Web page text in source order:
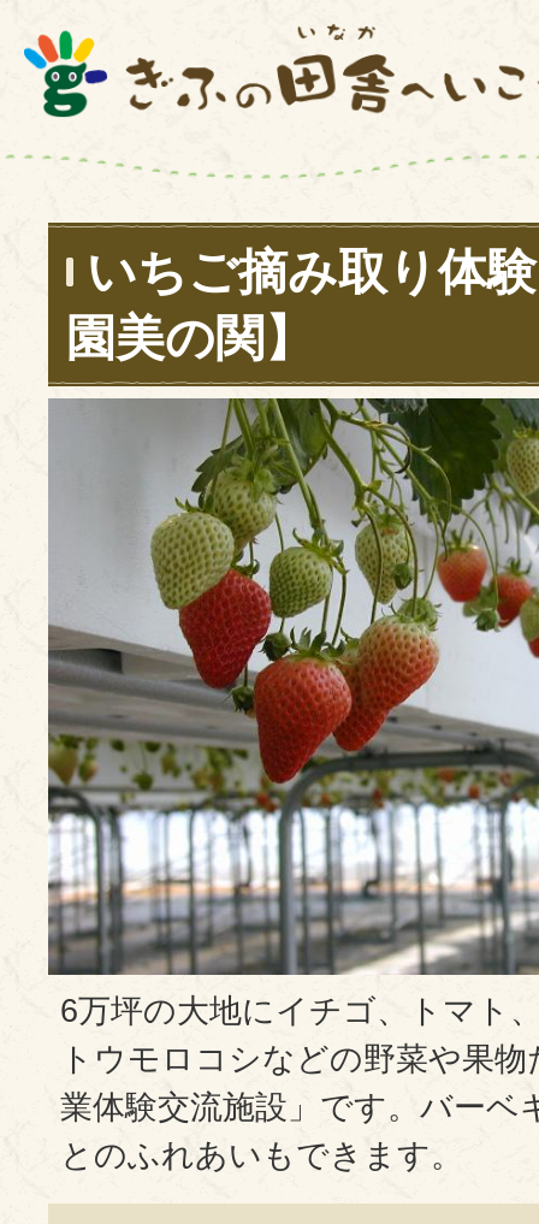
いちご摘み取り体
園美の関】
6万坪の大地にイチゴ、トマト
トウモロコシなどの野菜や果
業体験交流施設」です。バーベ
とのふれあいもできます。